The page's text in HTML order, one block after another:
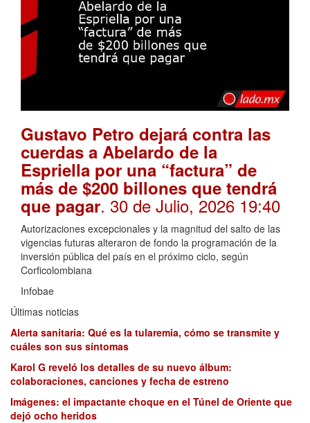
Gustavo Petro dejará contra las
cuerdas a Abelardo de la
Espriella por una “factura” de
más de $200 billones que tendrá
que pagar. 30 de Julio, 2026 19:40
Autorizaciones excepcionales y la magnitud del salto de las
vigencias futuras alteraron de fondo la programación de la
inversión pública del país en el próximo ciclo, según
Corficolombiana
Infobae
Últimas noticias
Alerta sanitaria: Qué es la tularemia, cómo se transmite y
cuáles son sus síntomas
Karol G reveló los detalles de su nuevo álbum:
colaboraciones, canciones y fecha de estreno
Imágenes: el impactante choque en el Túnel de Oriente que
dejó ocho heridos